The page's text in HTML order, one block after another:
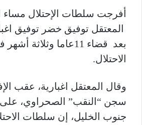
أفرجت سلطات الإحتلال مساء
المعتقل توفيق خضر توفيق
بعد قضاء 11عاما
الاحتلال.
وقال المعتقل اغبارية، عقب
سجن “النقب” الصحراوي، على
جنوب الخليل، إن سلطات